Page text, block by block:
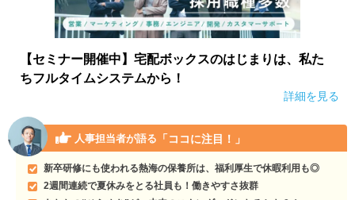
【セミナー開催中】宅配ボックスのはじまりは、私た
ちフルタイムシステムから！
詳細を見る
人事担当者が語る 「ココに注目！」
新卒研修にも使われる熱海の保養所は、福利厚生で休暇利用も◎
2週間連続で夏休みをとる社員も！働きやすさ抜群